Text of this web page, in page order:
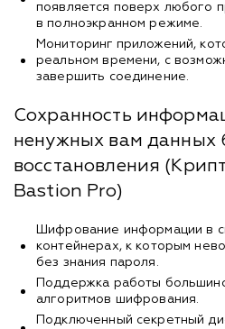
появляется поверх любого
в полноэкранном режиме.
Мониторинг приложений,
реальном времени, с
завершить соединение.
Сохранность
ненужных вам данных
восстановления
Bastion Pro)
Шифрование информации в
контейнерах, к которым
без знания пароля.
Поддержка работы
алгоритмов шифрования.
Подключенный секретный